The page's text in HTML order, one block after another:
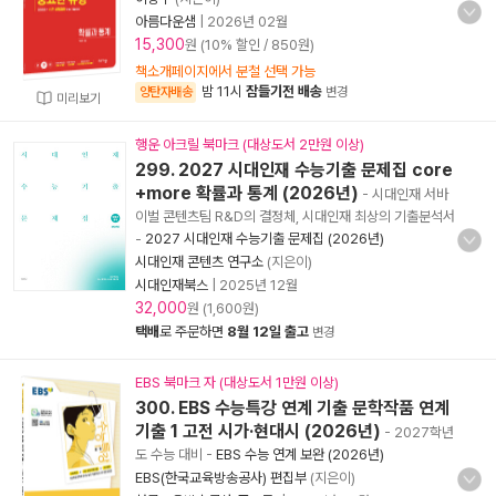
미리보기
아름다운샘
2026년 02월
15,300원 (10% 할인 / 850원)
책소개페이지에서 분철 선택 가능
양탄자배송 밤 11시 잠들기전 배송 변경
행운 아크릴 북마크 (대상도서 2만원 이상)
299. 2027 시대인재 수능기출 문제집 core
+more 확률과 통계 (2026년) - 시대인재 서바
이벌 콘텐츠팀 R&D의 결정체, 시대인재 최상의 기출분석서
- 2027 시대인재 수능기출 문제집 (2026년)
시대인재 콘텐츠 연구소 (지은이)
시대인재북스
2025년 12월
32,000원 (1,600원)
택배로 주문하면 8월 12일 출고 변경
EBS 북마크 자 (대상도서 1만원 이상)
300. EBS 수능특강 연계 기출 문학작품 연계
기출 1 고전 시가·현대시 (2026년) - 2027학년
도 수능 대비 - EBS 수능 연계 보완 (2026년)
EBS(한국교육방송공사) 편집부 (지은이)